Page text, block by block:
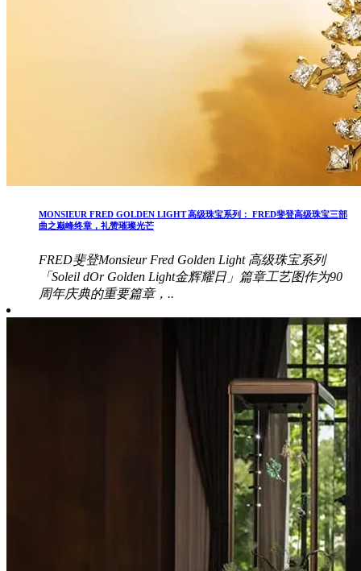
MONSIEUR FRED GOLDEN LIGHT 高级珠宝系列： FRED斐登高级珠宝三部
曲之巅峰终章，礼赞璀璨光芒
FRED斐登Monsieur Fred Golden Light 高级珠宝系列
「Soleil dOr Golden Light金辉耀日」篇章工艺图作为90
周年庆典的重要篇章，..